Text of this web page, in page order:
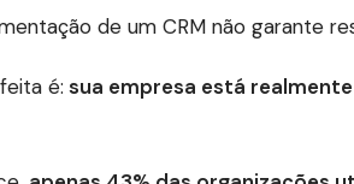
de um CRM não garante
é: sua empresa está